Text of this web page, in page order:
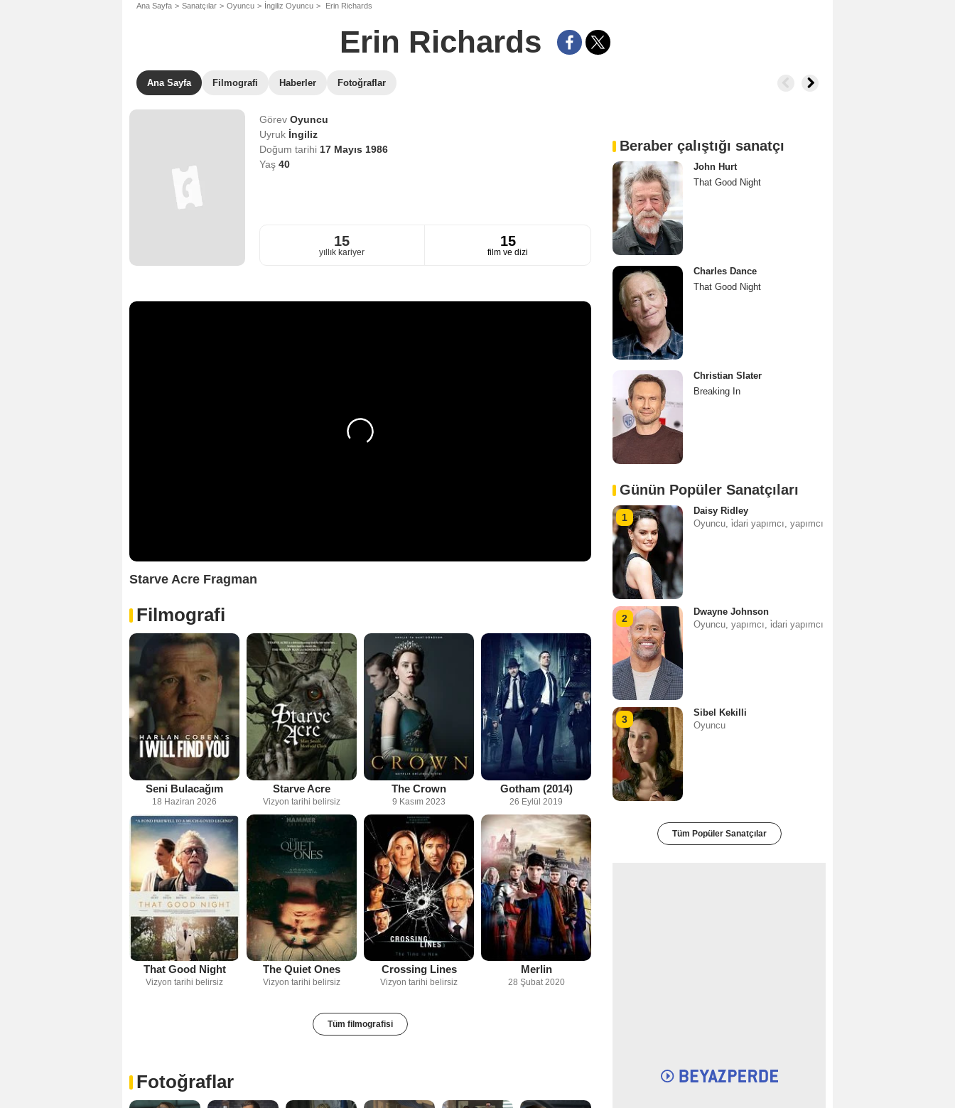
Ana Sayfa Sanatçılar Oyuncu İngiliz Oyuncu Erin Richards
Erin Richards
Ana Sayfa Filmografi Haberler Fotoğraflar
Görev Oyuncu
Uyruk İngiliz
Doğum tarihi 17 Mayıs 1986
Yaş 40
15
yıllık kariyer
15
film ve dizi
Starve Acre Fragman
Filmografi
Seni Bulacağım
18 Haziran 2026
Starve Acre
Vizyon tarihi belirsiz
The Crown
9 Kasım 2023
Gotham (2014)
26 Eylül 2019
That Good Night
Vizyon tarihi belirsiz
The Quiet Ones
Vizyon tarihi belirsiz
Crossing Lines
Vizyon tarihi belirsiz
Merlin
28 Şubat 2020
Tüm filmografisi
Fotoğraflar
Beraber çalıştığı sanatçı
John Hurt
That Good Night
Charles Dance
That Good Night
Christian Slater
Breaking In
Günün Popüler Sanatçıları
1
Daisy Ridley
Oyuncu, i̇dari yapımcı, yapımcı
2
Dwayne Johnson
Oyuncu, yapımcı, i̇dari yapımcı
3
Sibel Kekilli
Oyuncu
Tüm Popüler Sanatçılar